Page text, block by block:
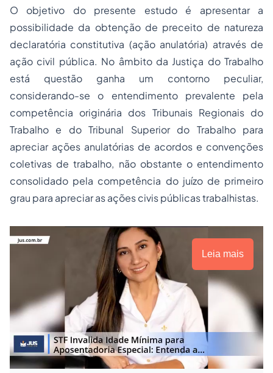
O objetivo do presente estudo é apresentar a
possibilidade da obtenção de preceito de natureza
declaratória constitutiva (ação anulatória) através de
ação civil pública. No âmbito da Justiça do Trabalho
está questão ganha um contorno peculiar,
considerando-se o entendimento prevalente pela
competência originária dos Tribunais Regionais do
Trabalho e do Tribunal Superior do Trabalho para
apreciar ações anulatórias de acordos e convenções
coletivas de trabalho, não obstante o entendimento
consolidado pela competência do juízo de primeiro
grau para apreciar as ações civis públicas trabalhistas.
Leia mais